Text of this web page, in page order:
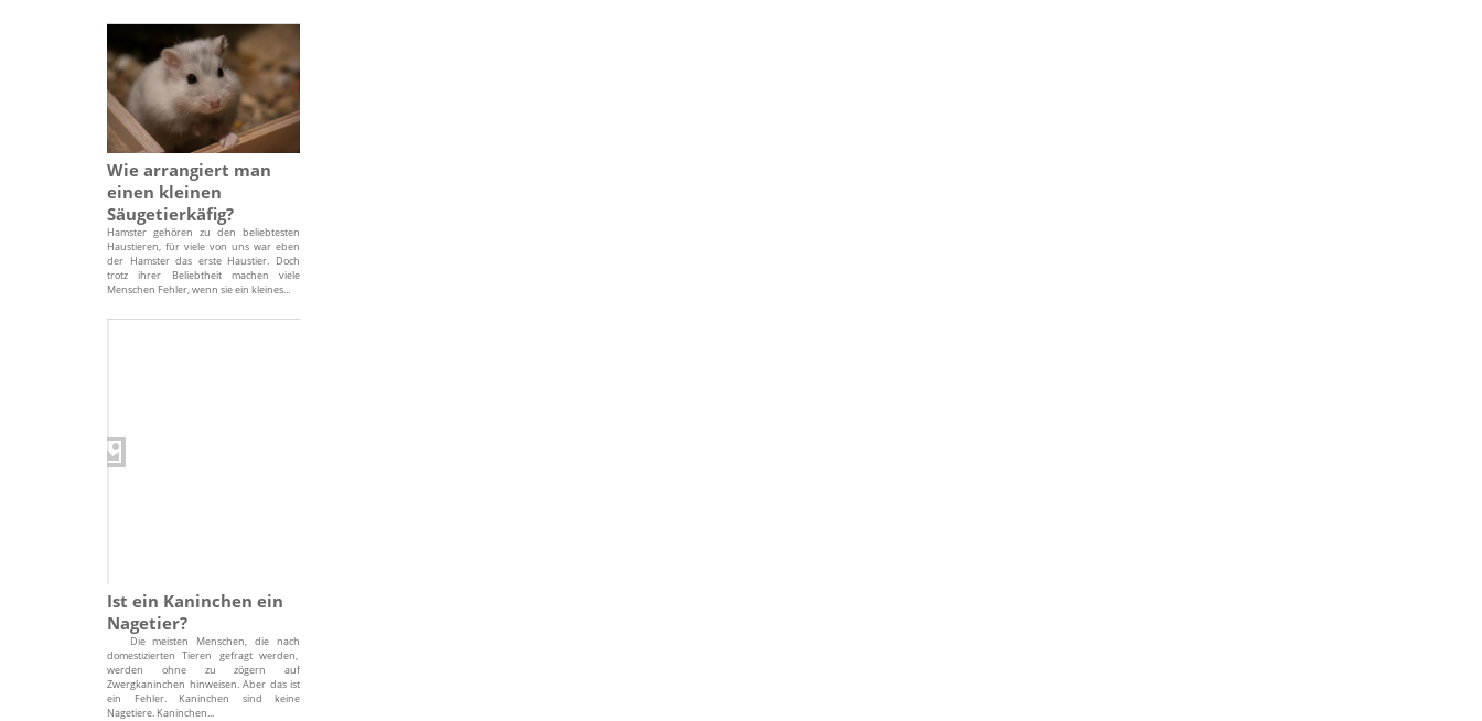
Wie arrangiert man
einen kleinen
Säugetierkäfig?
Hamster gehören zu den beliebtesten
Haustieren, für viele von uns war eben
der Hamster das erste Haustier. Doch
trotz ihrer Beliebtheit machen viele
Menschen Fehler, wenn sie ein kleines...
Ist ein Kaninchen ein
Nagetier?
Die meisten Menschen, die nach
domestizierten Tieren gefragt werden,
werden ohne zu zögern auf
Zwergkaninchen hinweisen. Aber das ist
ein Fehler. Kaninchen sind keine
Nagetiere. Kaninchen...